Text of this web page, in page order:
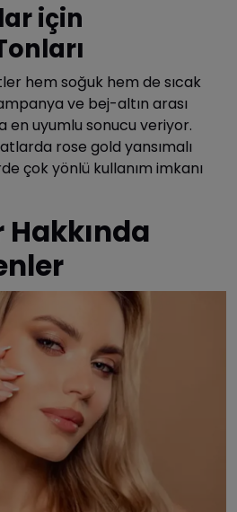
için
hem soğuk hem de sıcak
ve bej-altın arası
uyumlu sonucu veriyor.
rose gold yansımalı
çok yönlü kullanım imkanı